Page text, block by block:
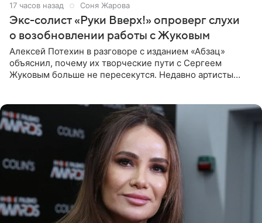
17 часов назад Соня Жарова
Экс-солист «Руки Вверх!» опроверг слухи
о возобновлении работы с Жуковым
Алексей Потехин в разговоре с изданием «Абзац»
объяснил, почему их творческие пути с Сергеем
Жуковым больше не пересекутся. Недавно артисты